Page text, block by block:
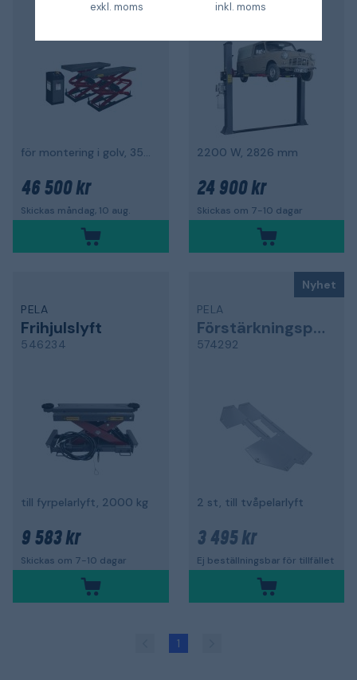
exkl. moms inkl. moms
för montering i golv, 3500 kg
46 500 kr
Skickas måndag, 10 aug.
5,0
2200 W, 2826 mm
24 900 kr
Skickas om 7-10 dagar
PELA
Frihjulslyft
546234
till fyrpelarlyft, 2000 kg
9 583 kr
Skickas om 7-10 dagar
Nyhet
PELA
Förstärkningsplatta
574292
2 st, till tvåpelarlyft
3 495 kr
Ej beställningsbar för tillfället
1